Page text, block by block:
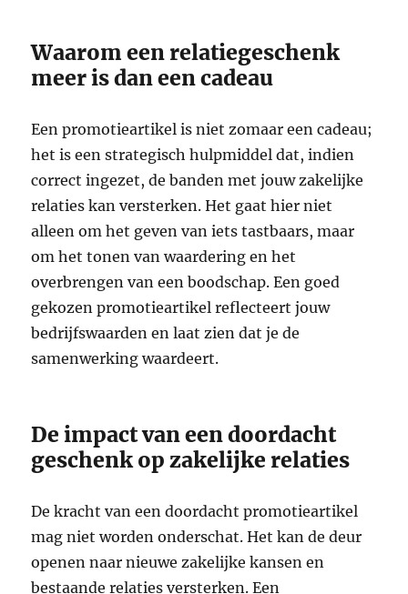
Waarom een relatiegeschenk
meer is dan een cadeau
Een promotieartikel is niet zomaar een cadeau;
het is een strategisch hulpmiddel dat, indien
correct ingezet, de banden met jouw zakelijke
relaties kan versterken. Het gaat hier niet
alleen om het geven van iets tastbaars, maar
om het tonen van waardering en het
overbrengen van een boodschap. Een goed
gekozen promotieartikel reflecteert jouw
bedrijfswaarden en laat zien dat je de
samenwerking waardeert.
De impact van een doordacht
geschenk op zakelijke relaties
De kracht van een doordacht promotieartikel
mag niet worden onderschat. Het kan de deur
openen naar nieuwe zakelijke kansen en
bestaande relaties versterken. Een